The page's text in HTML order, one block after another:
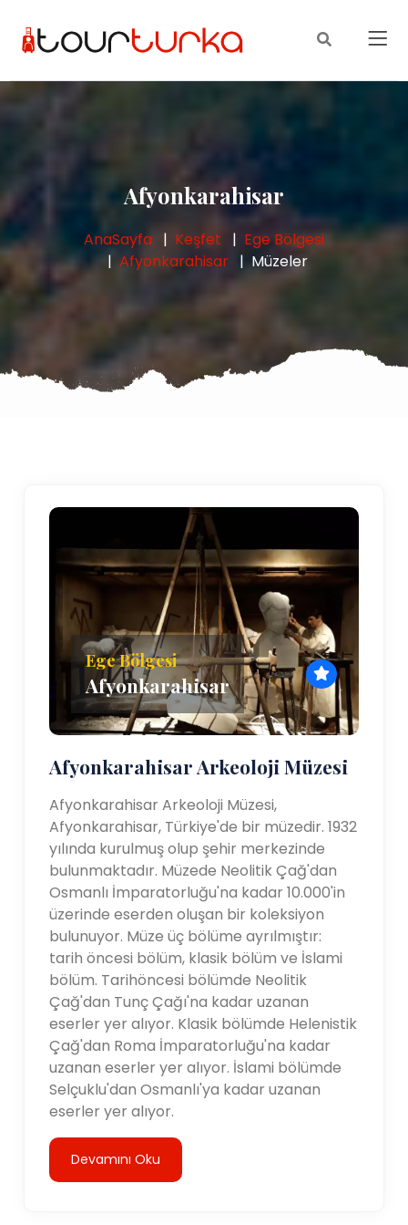
Afyonkarahisar
AnaSayfa Keşfet
Ege Bölgesi
Afyonkarahisar
Müzeler
Ege Bölgesi
Afyonkarahisar
Afyonkarahisar Arkeoloji Müzesi
Afyonkarahisar Arkeoloji Müzesi,
Afyonkarahisar, Türkiye'de bir müzedir. 1932
yılında kurulmuş olup şehir merkezinde
bulunmaktadır. Müzede Neolitik Çağ'dan
Osmanlı İmparatorluğu'na kadar 10.000'in
üzerinde eserden oluşan bir koleksiyon
bulunuyor. Müze üç bölüme ayrılmıştır:
tarih öncesi bölüm, klasik bölüm ve İslami
bölüm. Tarihöncesi bölümde Neolitik
Çağ'dan Tunç Çağı'na kadar uzanan
eserler yer alıyor. Klasik bölümde Helenistik
Çağ'dan Roma İmparatorluğu'na kadar
uzanan eserler yer alıyor. İslami bölümde
Selçuklu'dan Osmanlı'ya kadar uzanan
eserler yer alıyor.
Devamını Oku